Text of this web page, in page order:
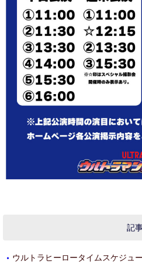
記
・ ウルトラヒーロータイムスケジュ